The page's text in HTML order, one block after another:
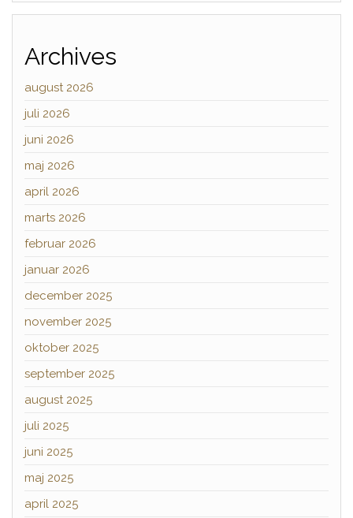
Archives
august 2026
juli 2026
juni 2026
maj 2026
april 2026
marts 2026
februar 2026
januar 2026
december 2025
november 2025
oktober 2025
september 2025
august 2025
juli 2025
juni 2025
maj 2025
april 2025